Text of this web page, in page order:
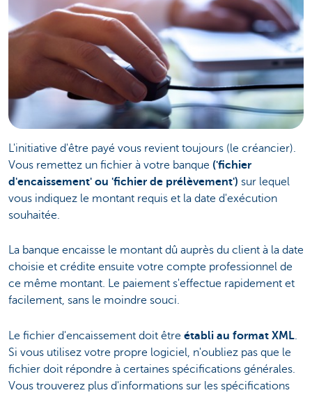
L'initiative d'être payé vous revient toujours (le créancier).
Vous remettez un fichier à votre banque ('fichier
d'encaissement' ou 'fichier de prélèvement') sur lequel
vous indiquez le montant requis et la date d'exécution
souhaitée.
La banque encaisse le montant dû auprès du client à la date
choisie et crédite ensuite votre compte professionnel de
ce même montant. Le paiement s'effectue rapidement et
facilement, sans le moindre souci.
Le fichier d'encaissement doit être établi au format XML
Si vous utilisez votre propre logiciel, n'oubliez pas que le
fichier doit répondre à certaines spécifications générales.
Vous trouverez plus d'informations sur les spécifications